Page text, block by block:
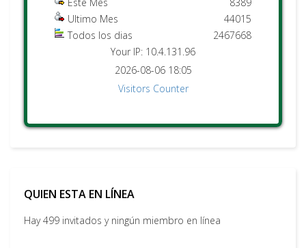
Ultimo Mes
Todos los dias
44015
2467668
Your IP: 10.4.131.96
2026-08-06 18:05
Visitors Counter
QUIEN ESTA EN LÍNEA
Hay 499 invitados y ningún miembro en línea